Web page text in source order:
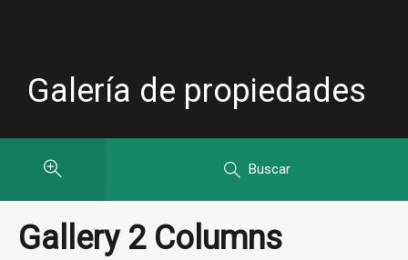
Galería de propiedades
Buscar
Gallery 2 Columns